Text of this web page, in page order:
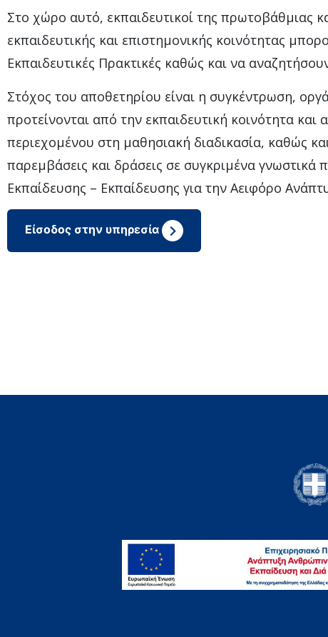
Στο χώρο αυτό, εκπαιδευτικοί της πρωτοβάθμιας
εκπαιδευτικής και επιστημονικής κοινότητας
Εκπαιδευτικές Πρακτικές καθώς και να
Στόχος του αποθετηρίου είναι η συγκέντρωση,
προτείνονται από την εκπαιδευτική κοινότητα
περιεχομένου στη μαθησιακή διαδικασία, καθώς
παρεμβάσεις και δράσεις σε συγκριμένα γνωστικά
Εκπαίδευσης – Εκπαίδευσης για την Αειφόρο
Είσοδος στην υπηρεσία